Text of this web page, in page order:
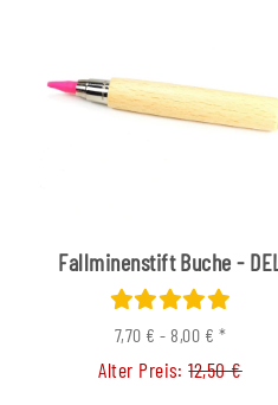
Fallminenstift Buche - DEL
7,70 € - 8,00 € *
Alter Preis:12,50 €